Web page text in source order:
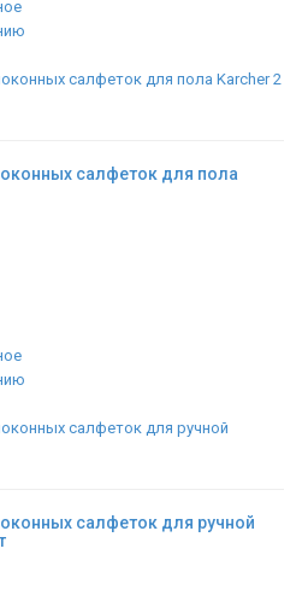
салфеток для пола
салфеток для ручной